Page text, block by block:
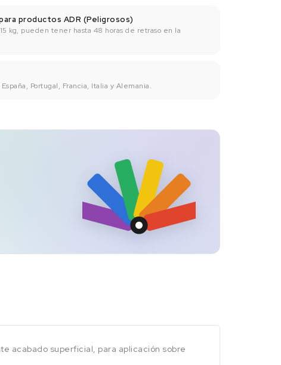
productos ADR (Peligrosos)
kg, pueden tener hasta 48 horas de retraso en la
Portugal, Francia, Italia y Alemania.
acabado superficial, para aplicación sobre